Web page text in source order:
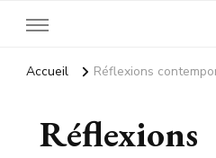
Accueil Réflexions
Réflexions